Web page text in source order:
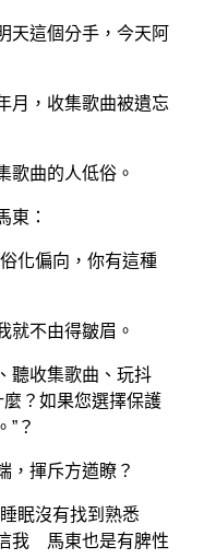
這個分手，今天阿
，收集歌曲被遺忘
曲的人低俗。
：
化偏向，你有這種
就不由得皺眉。
收集歌曲、玩抖
麼？如果您選擇保護
”？
揮斥方遒瞭？
眠沒有找到熟悉
我 馬東也是有脾性